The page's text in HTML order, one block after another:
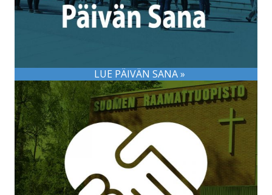
LUE PÄIVÄN SANA »